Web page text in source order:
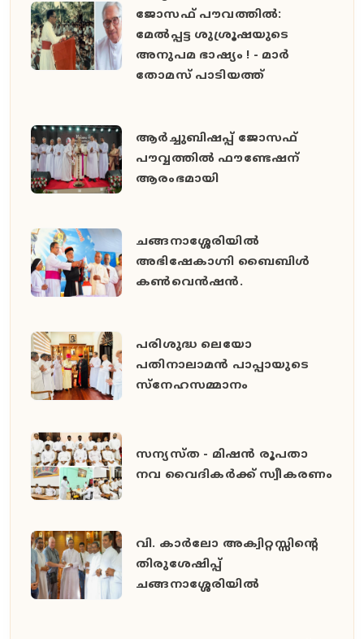
ജോസഫ് പൗവത്തിൽ:
മേൽപ്പട്ട ശുശ്രൂഷയുടെ
അനുപമ ഭാഷ്യം ! - മാർ
തോമസ് പാടിയത്ത്
ആർച്ചുബിഷപ്പ് ജോസഫ്
പൗവ്വത്തിൽ ഫൗണ്ടേഷന്
ആരംഭമായി
ചങ്ങനാശ്ശേരിയിൽ
അഭിഷേകാഗ്നി ബൈബിൾ
കൺവെൻഷൻ.
പരിശുദ്ധ ലെയോ
പതിനാലാമൻ പാപ്പായുടെ
സ്നേഹസമ്മാനം
സന്യസ്ത - മിഷൻ രൂപതാ
നവ വൈദികർക്ക് സ്വീകരണം
വി. കാർലോ അക്വിറ്റസ്സിന്റെ
തിരുശേഷിപ്പ്
ചങ്ങനാശ്ശേരിയിൽ